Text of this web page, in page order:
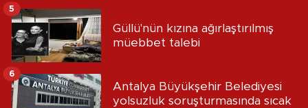
Güllü'nün kızına ağırlaştırılmış
müebbet talebi
5
Antalya Büyükşehir Belediyesi
yolsuzluk soruşturmasında sıcak
6